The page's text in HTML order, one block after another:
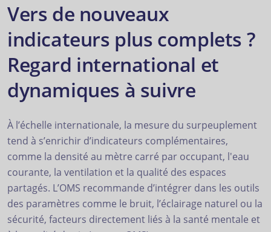
Vers de nouveaux
indicateurs plus complets ?
Regard international et
dynamiques à suivre
À l’échelle internationale, la mesure du surpeuplement
tend à s’enrichir d’indicateurs complémentaires,
comme la densité au mètre carré par occupant, l'eau
courante, la ventilation et la qualité des espaces
partagés. L’OMS recommande d’intégrer dans les outils
des paramètres comme le bruit, l’éclairage naturel ou la
sécurité, facteurs directement liés à la santé mentale et